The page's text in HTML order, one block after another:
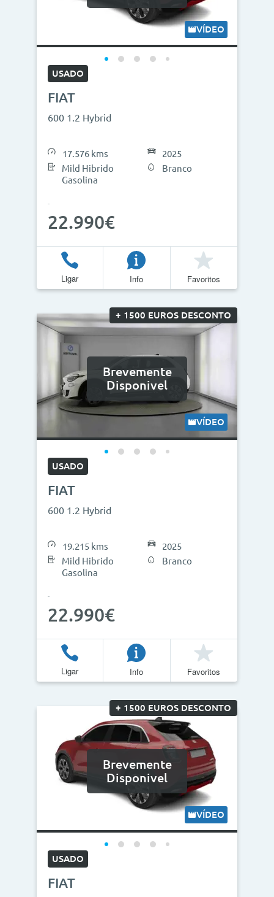
VÍDEO
USADO
FIAT
600 1.2 Hybrid
17.576 kms
Mild Hibrido
Gasolina
2025
Branco
22.990€
Ligar Info Favoritos
+ 1500 EUROS DESCONTO
Brevemente
Disponivel
VÍDEO
USADO
FIAT
600 1.2 Hybrid
19.215 kms
Mild Hibrido
Gasolina
2025
Branco
22.990€
Ligar Info Favoritos
+ 1500 EUROS DESCONTO
Brevemente
Disponivel
VÍDEO
USADO
FIAT